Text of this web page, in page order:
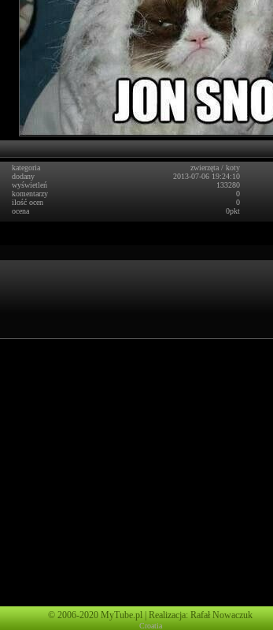
kategoria
dodany
wyświetleń
komentarzy
ilość ocen
ocena
zwierzęta / koty
2013-07-06 19:24:10
133280
0
0
0pkt
© 2006-2020 MyTube.pl | Realizacja: Rafał Nowaczuk
Croatia